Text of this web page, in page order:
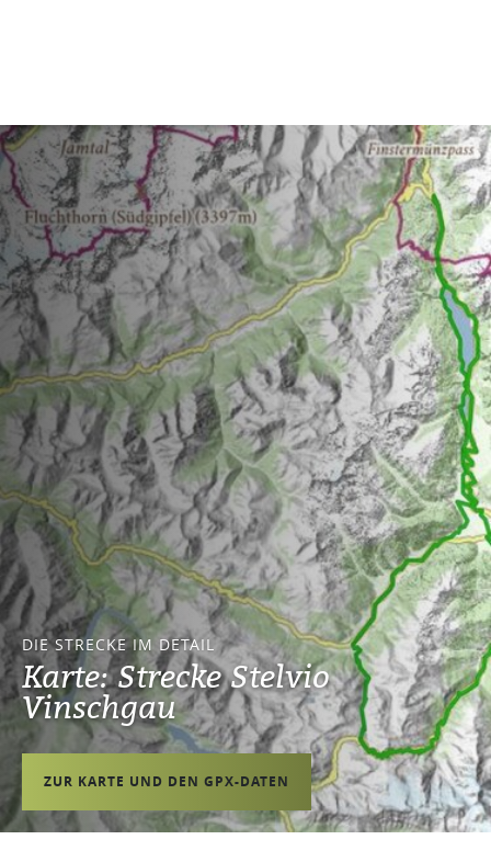
DIE STRECKE IM DETAIL
Karte: Strecke Stelvio
Vinschgau
ZUR KARTE UND DEN GPX-DATEN